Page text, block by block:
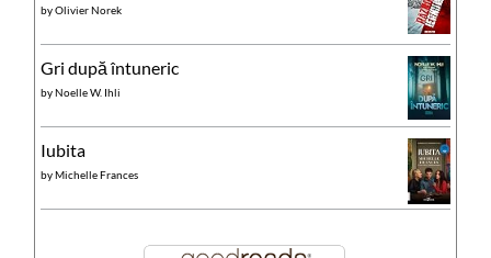
byOlivier Norek
Gri după întuneric
byNoelle W. Ihli
Iubita
byMichelle Frances